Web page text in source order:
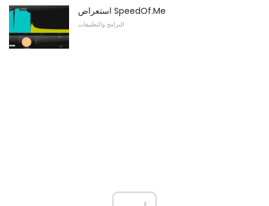
استعراض SpeedOf.Me
البرامج والتطبيقات